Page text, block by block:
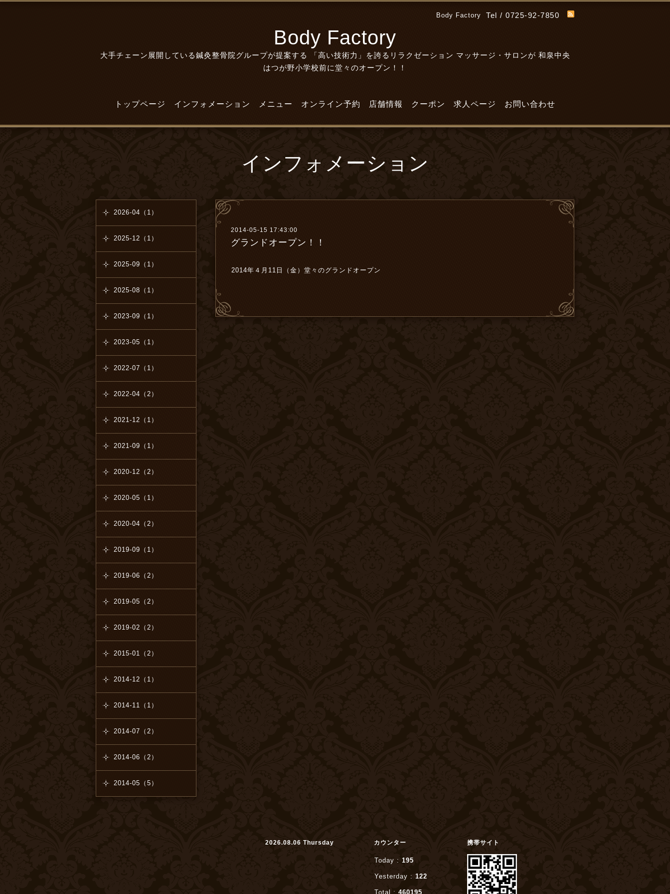
Tel / 0725-92-7850
Body Factory
Body Factory
大手チェーン展開している鍼灸整骨院グループが提案する 「高い技術力」を誇るリラクゼーション マッサージ・サロンが 和泉中央
はつが野小学校前に堂々のオープン！！
トップページ インフォメーション メニュー オンライン予約 店舗情報 クーポン 求人ページ お問い合わせ
インフォメーション
2014-05-15 17:43:00
グランドオープン！！
2014年４月11日（金）堂々のグランドオープン
2026-04（1）
2025-12（1）
2025-09（1）
2025-08（1）
2023-09（1）
2023-05（1）
2022-07（1）
2022-04（2）
2021-12（1）
2021-09（1）
2020-12（2）
2020-05（1）
2020-04（2）
2019-09（1）
2019-06（2）
2019-05（2）
2019-02（2）
2015-01（2）
2014-12（1）
2014-11（1）
2014-07（2）
2014-06（2）
2014-05（5）
2026.08.06 Thursday カウンター
Today : 195
Yesterday : 122
Total : 460195
携帯サイト